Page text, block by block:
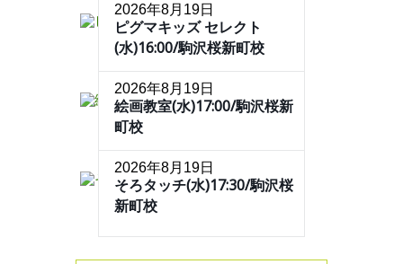
2026年8月19日
ピグマキッズ セレクト
(水)16:00/駒沢桜新町校
2026年8月19日
絵画教室(水)17:00/駒沢桜新
町校
2026年8月19日
そろタッチ(水)17:30/駒沢桜
新町校